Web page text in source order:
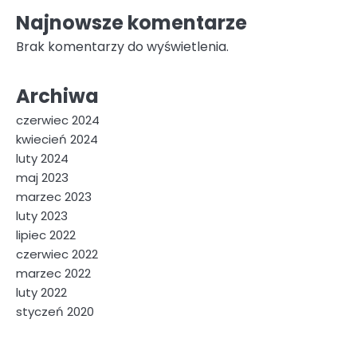
Najnowsze komentarze
Brak komentarzy do wyświetlenia.
Archiwa
czerwiec 2024
kwiecień 2024
luty 2024
maj 2023
marzec 2023
luty 2023
lipiec 2022
czerwiec 2022
marzec 2022
luty 2022
styczeń 2020